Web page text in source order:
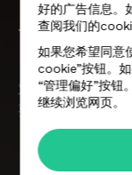
可持续
对于Alcantara而
要任务。
好的广告信息。
查阅我们的
如果您希望同意
cookie”按钮。
“管理偏好”按钮
继续浏览网页。